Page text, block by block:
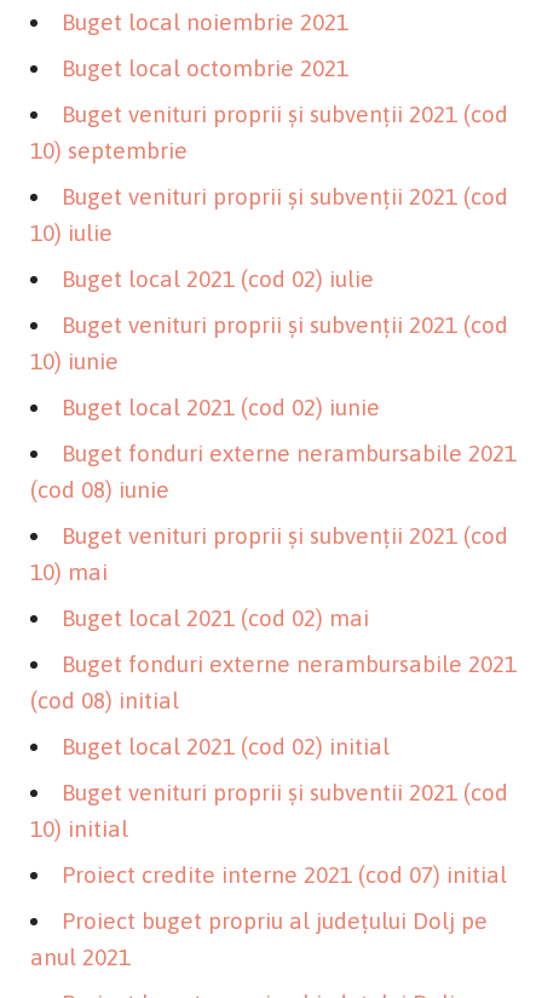
Buget local noiembrie 2021
Buget local octombrie 2021
Buget venituri proprii și subvenții 2021 (cod
10) septembrie
Buget venituri proprii și subvenții 2021 (cod
10) iulie
Buget local 2021 (cod 02) iulie
Buget venituri proprii și subvenții 2021 (cod
10) iunie
Buget local 2021 (cod 02) iunie
Buget fonduri externe nerambursabile 2021
(cod 08) iunie
Buget venituri proprii și subvenții 2021 (cod
10) mai
Buget local 2021 (cod 02) mai
Buget fonduri externe nerambursabile 2021
(cod 08) initial
Buget local 2021 (cod 02) initial
Buget venituri proprii și subventii 2021 (cod
10) initial
Proiect credite interne 2021 (cod 07) initial
Proiect buget propriu al județului Dolj pe
anul 2021